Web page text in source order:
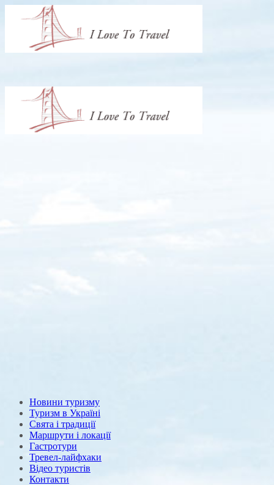
Новини туризму
Туризм в Україні
Свята і традиції
Маршрути і локації
Гастротури
Тревел-лайфхаки
Відео туристів
Контакти